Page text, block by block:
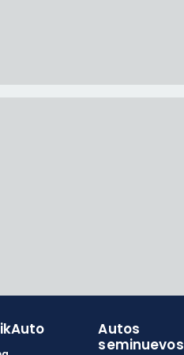
Autos
seminuevos